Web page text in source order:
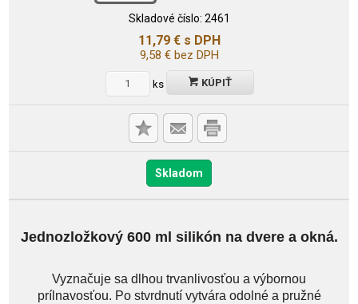
Skladové číslo: 2461
11,79 €s DPH
9,58 €bez DPH
ks KÚPIŤ
Skladom
Jednozložkový 600 ml silikón na dvere a okná.
Vyznačuje sa dlhou trvanlivosťou a výbornou
prílnavosťou. Po stvrdnutí vytvára odolné a pružné